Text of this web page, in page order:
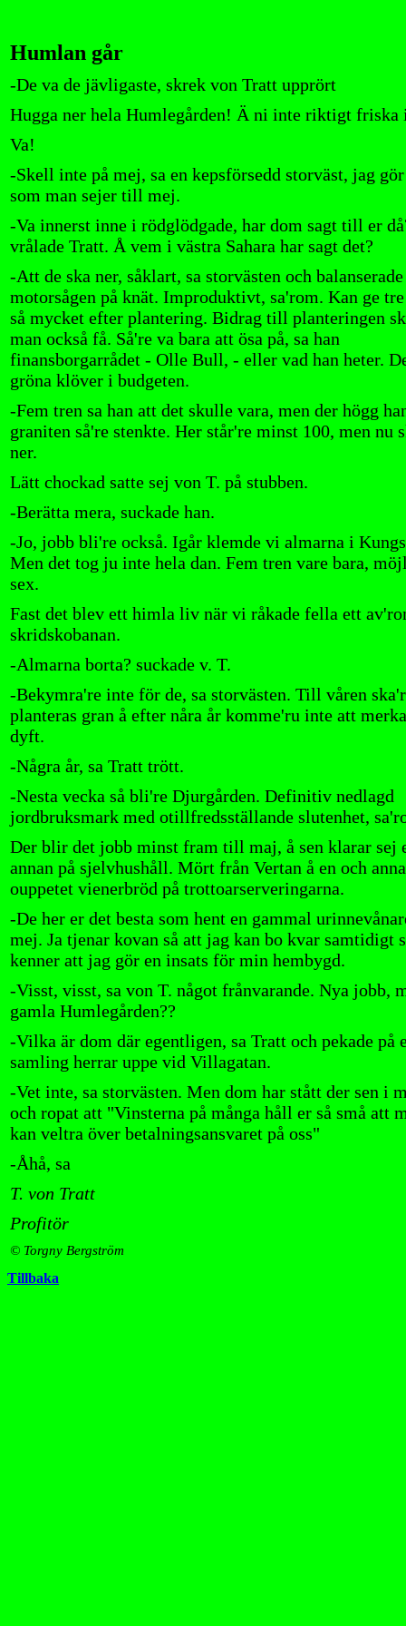
Humlan går
-De va de jävligaste, skrek von Tratt upprört
Hugga ner hela Humlegården! Ä ni inte riktigt friska
Va!
-Skell inte på mej, sa en kepsförsedd storväst, jag
som man sejer till mej.
-Va innerst inne i rödglödgade, har dom sagt till er
vrålade Tratt. Å vem i västra Sahara har sagt det?
-Att de ska ner, såklart, sa storvästen och balanserade
motorsågen på knät. Improduktivt, sa'rom. Kan ge
så mycket efter plantering. Bidrag till planteringen
man också få. Så're va bara att ösa på, sa han
finansborgarrådet - Olle Bull, - eller vad han heter.
gröna klöver i budgeten.
-Fem tren sa han att det skulle vara, men der högg
graniten så're stenkte. Her står're minst 100, men nu
ner.
Lätt chockad satte sej von T. på stubben.
-Berätta mera, suckade han.
-Jo, jobb bli're också. Igår klemde vi almarna i
Men det tog ju inte hela dan. Fem tren vare bara,
sex.
Fast det blev ett himla liv när vi råkade fella ett
skridskobanan.
-Almarna borta? suckade v. T.
-Bekymra're inte för de, sa storvästen. Till våren
planteras gran å efter nåra år komme'ru inte att
dyft.
-Några år, sa Tratt trött.
-Nesta vecka så bli're Djurgården. Definitiv nedlagd
jordbruksmark med otillfredsställande slutenhet,
Der blir det jobb minst fram till maj, å sen klarar sej
annan på sjelvhushåll. Mört från Vertan å en och
ouppetet vienerbröd på trottoarserveringarna.
-De her er det besta som hent en gammal
mej. Ja tjenar kovan så att jag kan bo kvar samtidigt
kenner att jag gör en insats för min hembygd.
-Visst, visst, sa von T. något frånvarande. Nya jobb,
gamla Humlegården??
-Vilka är dom där egentligen, sa Tratt och pekade på
samling herrar uppe vid Villagatan.
-Vet inte, sa storvästen. Men dom har stått der sen i
och ropat att "Vinsterna på många håll er så små att
kan veltra över betalningsansvaret på oss"
-Åhå, sa
T. von Tratt
Profitör
© Torgny Bergström
Tillbaka